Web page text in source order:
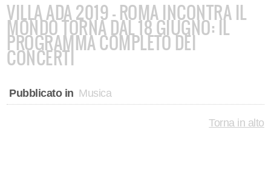
VILLA ADA 2019 - ROMA INCONTRA IL
MONDO TORNA DAL 18 GIUGNO: IL
PROGRAMMA COMPLETO DEI
CONCERTI
Pubblicato in Musica
Torna in alto